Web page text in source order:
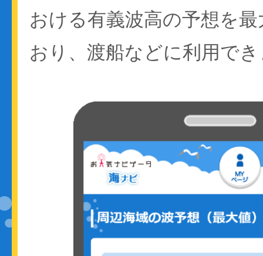
おける有義波高の予想を
おり、渡船などに利用で